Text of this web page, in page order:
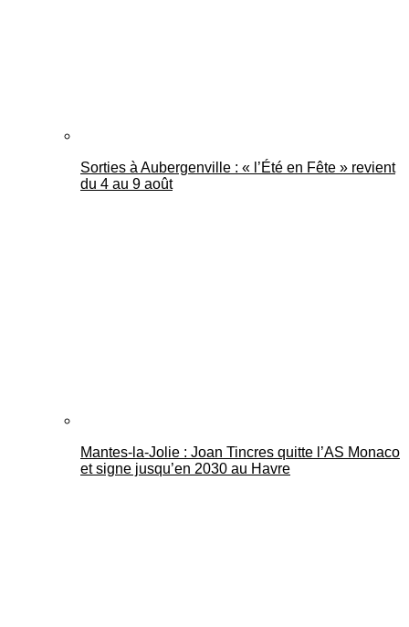
Sorties à Aubergenville : « l’Été en Fête » revient
du 4 au 9 août
Mantes-la-Jolie : Joan Tincres quitte l’AS Monaco
et signe jusqu’en 2030 au Havre